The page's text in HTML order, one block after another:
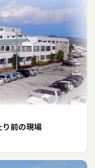
前の現場